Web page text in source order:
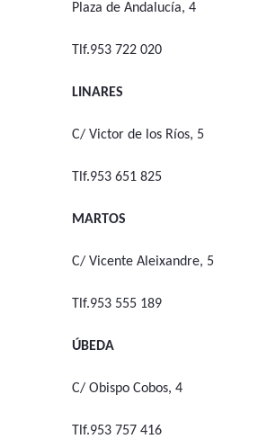
Plaza de Andalucía, 4
Tlf.953 722 020
LINARES
C/ Victor de los Ríos, 5
Tlf.953 651 825
MARTOS
C/ Vicente Aleixandre, 5
Tlf.953 555 189
ÚBEDA
C/ Obispo Cobos, 4
Tlf.953 757 416